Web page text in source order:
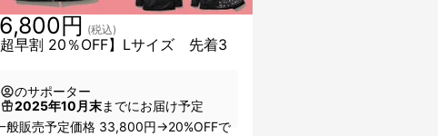
超早割 20％OFF】Lサイズ 先着3
円 (税込)
のサポーター
2025年10月末までにお届け予定
般販売予定価格 33,800円→20%OFFで